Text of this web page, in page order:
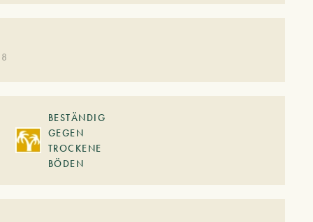
BESTÄNDIG
GEGEN
TROCKENE
BÖDEN